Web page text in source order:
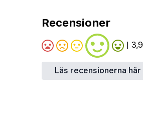
Recensioner
| 3,9
Läs recensionerna här